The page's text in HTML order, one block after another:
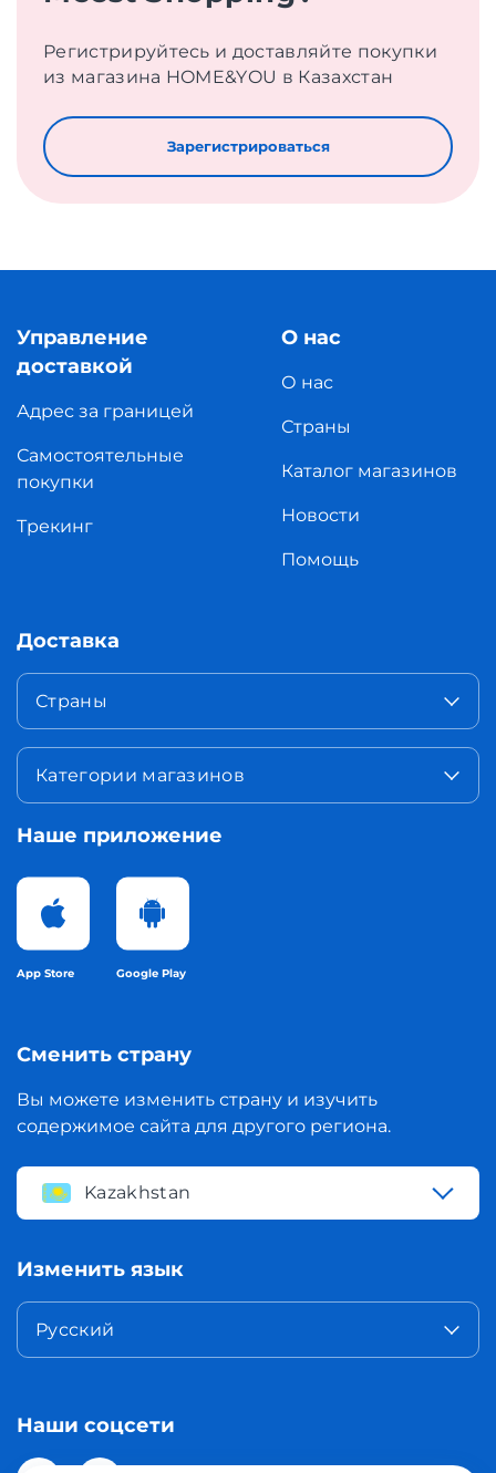
Регистрируйтесь и доставляйте покупки
из магазина HOME&YOU в Казахстан
Зарегистрироваться
Управление
доставкой
Адрес за границей
Самостоятельные
покупки
Трекинг
О нас
О нас
Страны
Каталог магазинов
Новости
Помощь
Доставка
Страны
Категории магазинов
Наше приложение
App Store Google Play
Сменить страну
Вы можете изменить страну и изучить
содержимое сайта для другого региона.
Kazakhstan
Изменить язык
Русский
Наши соцсети